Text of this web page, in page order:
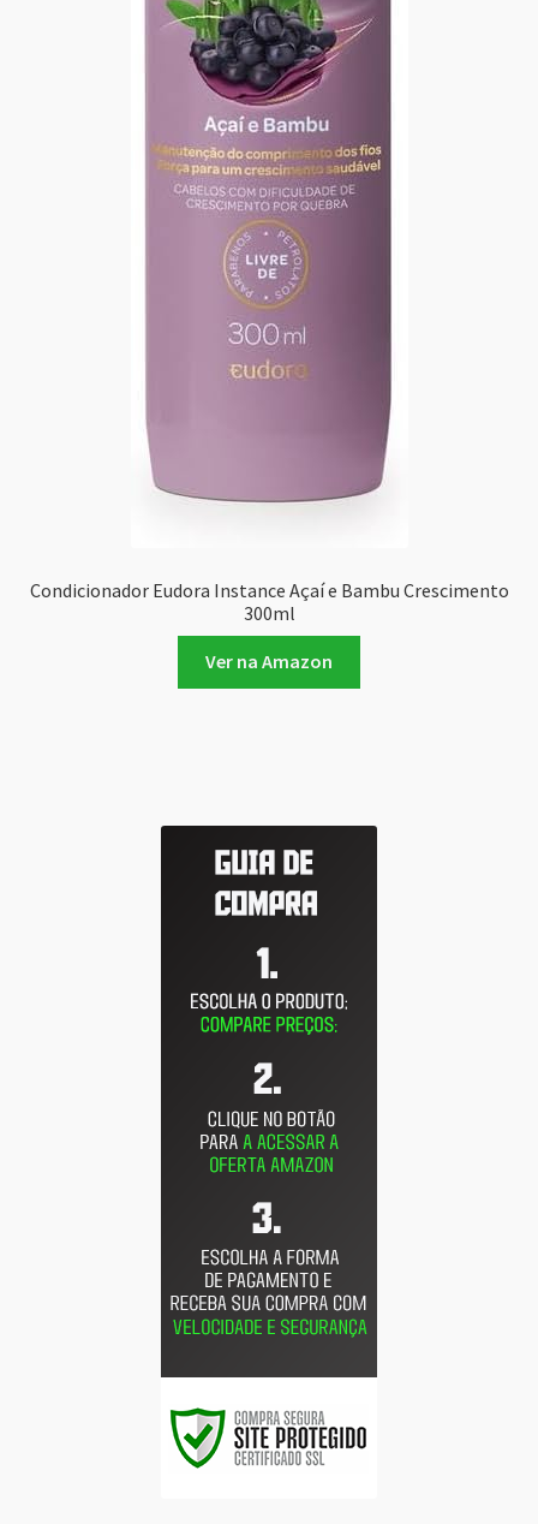
Condicionador Eudora Instance Açaí e Bambu Crescimento
300ml
Ver na Amazon